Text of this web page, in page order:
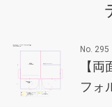
No. 295
【
フォ